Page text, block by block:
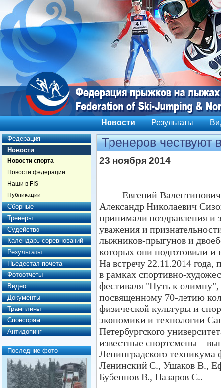
Новости Результаты
Федерация
Новости
Новости спорта
Новости федерации
Наши в FIS
Публикации
Сборные
Тренеры
Судейство
Календарь соревнований
Результаты
Пьедестал почета
Фотоотчеты
Видео
Документы
Трамплины
Спонсорам
Антидопинг
Последние фото
Тренеров чествуют
23 ноября 2014
Евгений
Александр Николаевич
принимали поздравления и
уважения и
лыжников-прыгунов и
которых они подготовили и
На встречу 22.11.2014 года,
в рамках спортивно-
фестиваля "Путь к олимпу",
посвященному 70-летию
физической культуры и
экономики и технологии
Петербургского
известные спортсмены –
Ленинградского
Ленинский С., Ушаков В.,
Бубеннов В., Назаров С..